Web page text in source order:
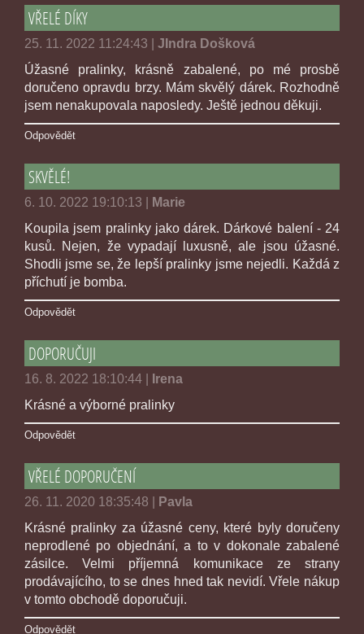
VŘELÉ DÍKY
25. 11. 2022 11:24:43
JIndra Došková
Úžasné pralinky, krásně zabalené, po mé prosbě
doručeno opravdu brzy. Mám skvělý dárek. Rozhodně
jsem nenakupovala naposledy. Ještě jednou děkuji.
Odpovědět
SKVĚLÉ!
6. 10. 2022 19:10:13
Marie
Koupila jsem pralinky jako dárek. Dárkové balení - 24
kusů. Nejen, že vypadají luxusně, ale jsou úžasné.
Shodli jsme se, že lepší pralinky jsme nejedli. Každá z
příchutí je bomba.
Odpovědět
DOPORUČUJI
16. 8. 2022 18:10:44
Irena
Krásné a výborné pralinky
Odpovědět
VŘELÉ DOPORUČENÍ
26. 11. 2020 18:35:48
Pavla
Krásné pralinky za úžasné ceny, které byly doručeny
neprodlené po objednání, a to v dokonale zabalené
zásilce. Velmi příjemná komunikace ze strany
prodávajícího, to se dnes hned tak nevidí. Vřele nákup
v tomto obchodě doporučuji.
Odpovědět